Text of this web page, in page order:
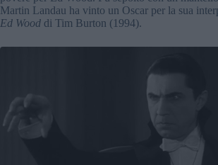
Martin Landau ha vinto un Oscar per la sua
Ed Wood di Tim Burton (1994).